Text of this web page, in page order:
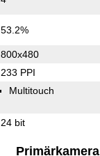
53.2%
800x480
233 PPI
Multitouch
24 bit
Primärkamera